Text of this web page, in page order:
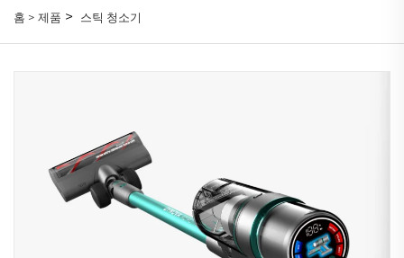
홈 > 제품 > 스틱 청소기